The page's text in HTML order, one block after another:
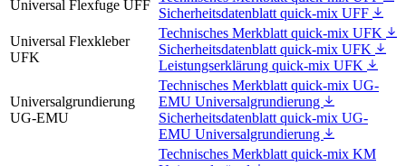
Universal Flexfuge UFF
Sicherheitsdatenblatt quick-mix UFF
Universal Flexkleber
UFK
Technisches Merkblatt quick-mix UFK
Sicherheitsdatenblatt quick-mix UFK
Leistungserklärung quick-mix UFK
Universalgrundierung
UG-EMU
Technisches Merkblatt quick-mix UG-
EMU Universalgrundierung
Sicherheitsdatenblatt quick-mix UG-
EMU Universalgrundierung
Technisches Merkblatt quick-mix KM